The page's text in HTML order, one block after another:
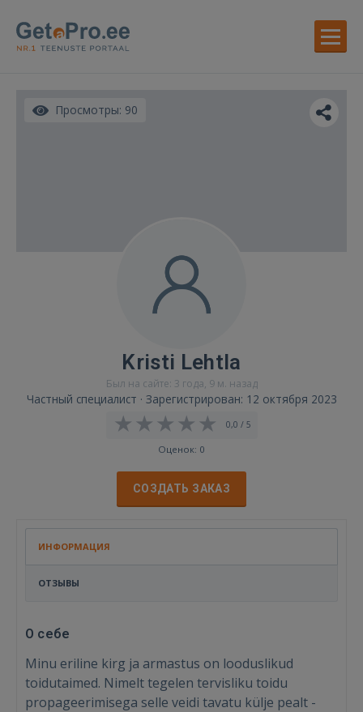
Просмотры: 90
Kristi Lehtla
Был на сайте: 3 года, 9 м. назад
Частный специалист · Зарегистрирован: 12 октября 2023
0,0 / 5
Оценок: 0
СОЗДАТЬ ЗАКАЗ
ИНФОРМАЦИЯ
ОТЗЫВЫ
О себе
Minu eriline kirg ja armastus on looduslikud
toidutaimed. Nimelt tegelen tervisliku toidu
propageerimisega selle veidi tavatu külje pealt -